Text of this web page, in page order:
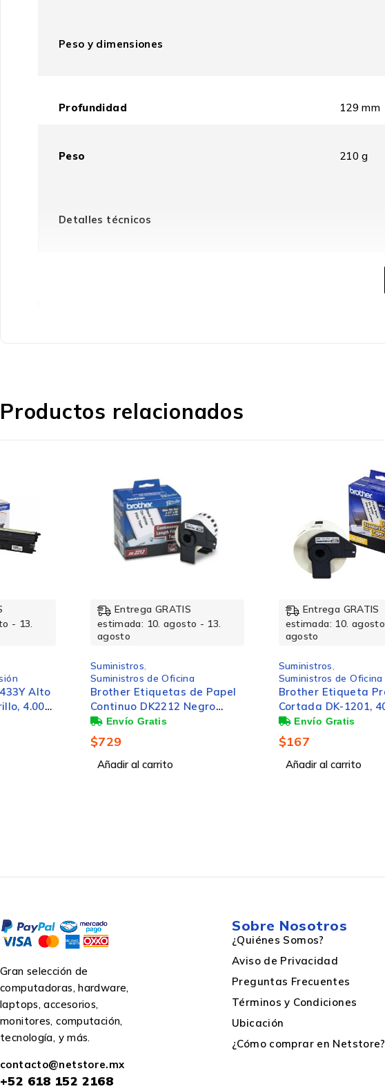
Peso y dimensiones
Profundidad 129 mm
Peso 210 g
Detalles técnicos
Cantidad por paquete
Intervalo de humedad relativa durante
almacenaje
20 – 80%
Desempeño
Ancho del paquete
Profundidad del paquete 129 mm
250 g
Productos relacionados
Entrega GRATIS
estimada: 10. agosto - 13.
Suministros de Oficina
Brother Etiquetas de Papel
Continuo DK2212 Negro
sobre Blanco, 62mm x 15.2m
Entrega GRATIS
estimada: 10. agosto - 13.
Suministros de Oficina
Brother Etiqueta Pre-
Cortada DK-1201, 400
Gran selección de
computadoras, hardware,
laptops, accesorios,
monitores, computación,
tecnología, y más.
contacto@netstore.mx
+52 618 152 2168
Sobre Nosotros
¿Quiénes Somos?
Aviso de Privacidad
Preguntas Frecuentes
Términos y Condiciones
Ubicación
¿Cómo comprar en Netstore?